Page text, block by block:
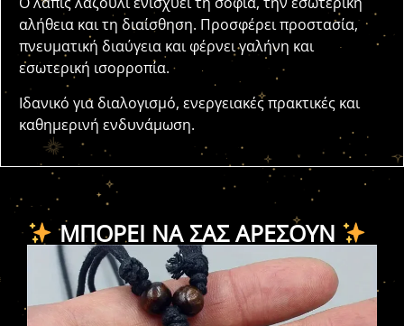
αλήθεια και τη διαίσθηση. Προσφέρει προστασία,
πνευματική διαύγεια και φέρνει γαλήνη και
εσωτερική ισορροπία.
Ιδανικό για διαλογισμό, ενεργειακές πρακτικές και
καθημερινή ενδυνάμωση.
ΜΠΟΡΕΊ ΝΑ ΣΑΣ ΑΡΈΣΟΥΝ